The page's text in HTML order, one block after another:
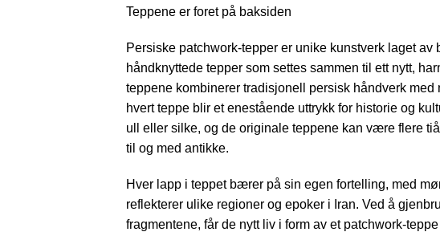
Teppene er foret på baksiden
Persiske patchwork-tepper er unike kunstverk laget av
håndknyttede tepper som settes sammen til ett nytt,
teppene kombinerer tradisjonell persisk håndverk med
hvert teppe blir et enestående uttrykk for historie og
ull eller silke, og de originale teppene kan være flere
til og med antikke.
Hver lapp i teppet bærer på sin egen fortelling, med
reflekterer ulike regioner og epoker i Iran. Ved å
fragmentene, får de nytt liv i form av et patchwork-